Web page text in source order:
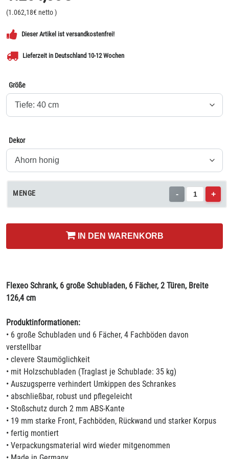
(1.062,18€ netto)
Dieser Artikel ist versandkostenfrei!
Lieferzeit in Deutschland 10-12 Wochen
Größe
Dekor
MENGE - +
IN DEN WARENKORB
Flexeo Schrank, 6 große Schubladen, 6 Fächer, 2 Türen, Breite
126,4 cm
Produktinformationen:
• 6 große Schubladen und 6 Fächer, 4 Fachböden davon
verstellbar
• clevere Staumöglichkeit
• mit Holzschubladen (Traglast je Schublade: 35 kg)
• Auszugsperre verhindert Umkippen des Schrankes
• abschließbar, robust und pflegeleicht
• Stoßschutz durch 2 mm ABS-Kante
• 19 mm starke Front, Fachböden, Rückwand und starker Korpus
• fertig montiert
• Verpackungsmaterial wird wieder mitgenommen